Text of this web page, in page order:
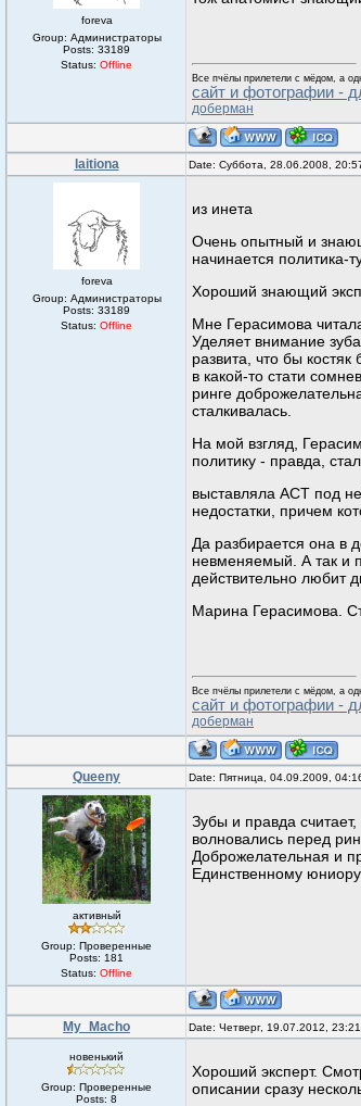
foreva
Group: Администраторы
Posts: 33189
Status: Offline
Все пчёлы прилетели с мёдом, а
сайт и фотографии -
доберман
laitiona Date: Суббота, 28.06.2008,
foreva
Group: Администраторы
Posts: 33189
Status: Offline
из инета
Очень опытный и
начинается политика-
Хороший знающий
Мне Герасимова
Уделяет внимание
развита, что бы
в какой-то стати
ринге
сталкивалась.
На мой взгляд,
политику - правда,
выставляла АСТ под
недостатки, причем
Да разбирается она в
невменяемый. А так и
действительно любит
Марина Герасимова.
Все пчёлы прилетели с мёдом, а
сайт и фотографии -
доберман
Queeny Date: Пятница, 04.09.2009,
активный
Group: Проверенные
Posts: 181
Status: Offline
Зубы и правда
волновались перед
Доброжелательная и
Единственному
My_Macho Date: Четверг, 19.07.2012,
новенький
Group: Проверенные
Posts: 8
Хороший эксперт.
описании сразу